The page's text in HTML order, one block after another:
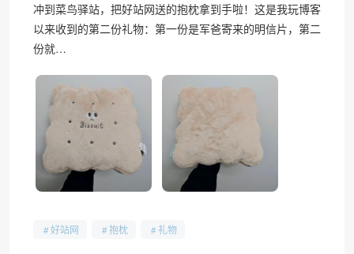
冲到菜鸟驿站，把好站网送的抱枕拿到手啦！这是我玩博客
以来收到的第二份礼物：第一份是军爸寄来的明信片，第二
份就…
好站网 抱枕 礼物